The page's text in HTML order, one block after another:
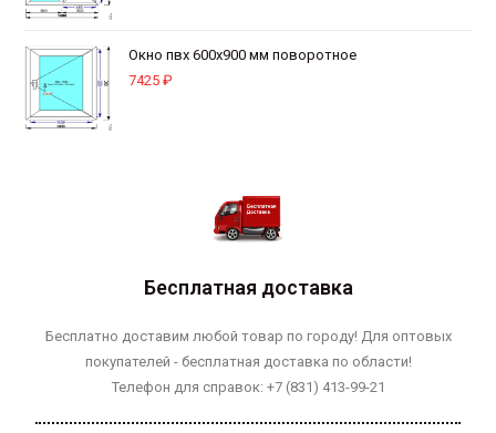
Окно пвх 600х900 мм поворотное
7425₽
Бесплатная доставка
Бесплатно доставим любой товар по городу! Для оптовых
покупателей - бесплатная доставка по области!
Телефон для справок: +7 (831) 413-99-21